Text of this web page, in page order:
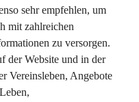
sehr empfehlen, um
mit zahlreichen
zu versorgen.
der Website und in der
Vereinsleben, Angebote